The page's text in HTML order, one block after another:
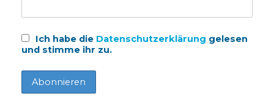
Ich habe die Datenschutzerklärung gelesen
und stimme ihr zu.